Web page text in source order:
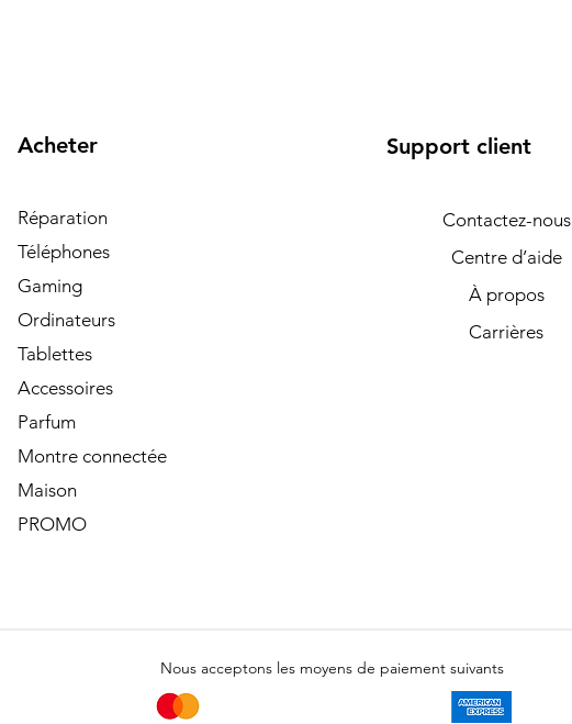
Acheter
Réparation
Téléphones
Gaming
Ordinateurs
Tablettes
Accessoires
Parfum
Montre connectée
Maison
PROMO
Support client
Contactez-nous
Centre d’aide
À propos
Carrières
Nous acceptons les moyens de paiement suivants